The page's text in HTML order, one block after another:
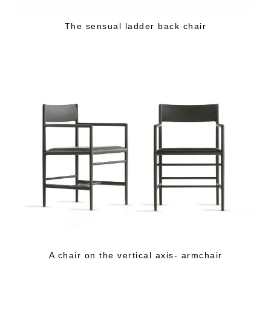
The sensual ladder back chair
A chair on the vertical axis- armchair